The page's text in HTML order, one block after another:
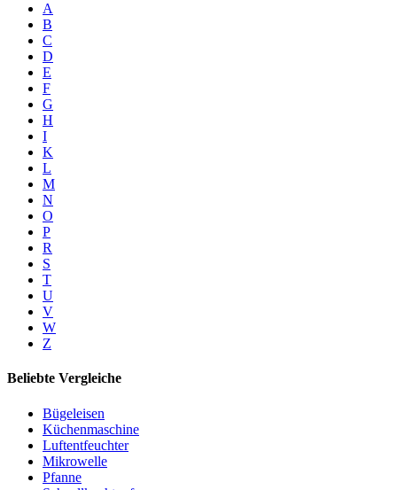
A
B
C
D
E
F
G
H
I
K
L
M
N
O
P
R
S
T
U
V
W
Z
Beliebte Vergleiche
Bügeleisen
Küchenmaschine
Luftentfeuchter
Mikrowelle
Pfanne